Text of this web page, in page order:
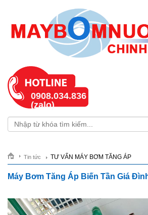
0908.034.836
(zalo)
Tin tức TƯ VẤN MÁY BƠM TĂNG ÁP
Máy Bơm Tăng Áp Biến Tần Giá